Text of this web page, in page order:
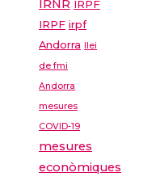
IRNR IRPF
IRPF irpf
Andorra llei
de fmi
Andorra
mesures
COVID-19
mesures
econòmiques